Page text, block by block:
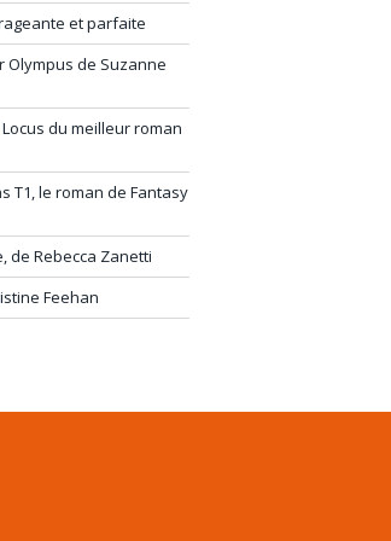
et parfaite
de Suzanne
du meilleur roman
T1, le roman de Fantasy
de Rebecca Zanetti
Feehan